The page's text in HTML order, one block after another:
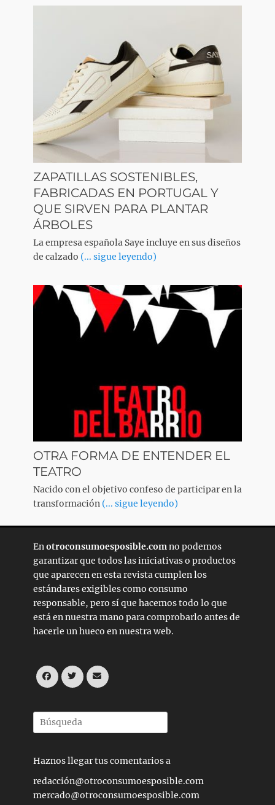
ZAPATILLAS SOSTENIBLES,
FABRICADAS EN PORTUGAL Y
QUE SIRVEN PARA PLANTAR
ÁRBOLES
La empresa española Saye incluye en sus diseños
de calzado (... sigue leyendo)
OTRA FORMA DE ENTENDER EL
TEATRO
Nacido con el objetivo confeso de participar en la
transformación (... sigue leyendo)
Enotroconsumoesposible.comno podemos
garantizar que todos las iniciativas o productos
que aparecen en esta revista cumplen los
estándares exigibles como consumo
responsable, pero sí que hacemos todo lo que
está en nuestra mano para comprobarlo antes de
hacerle un hueco en nuestra web.
Facebook
TwitterCorreo
electrónico
Buscar
por:
Haznos llegar tus comentarios a
redacción@otroconsumoesposible.com
mercado@otroconsumoesposible.com